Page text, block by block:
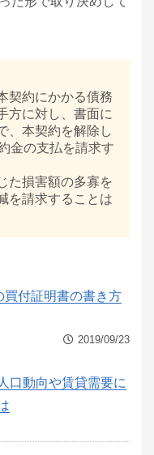
契約にかかる債務
方に対し、書面に
、本契約を解除し
金の支払を請求す
た損害額の多寡を
を請求することは
買付証明書の書き方
2019/09/23
口動向や賃貸需要に